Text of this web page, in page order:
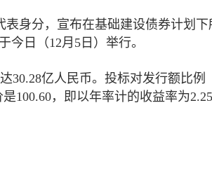
身分，宣布在基础建设债券计划下
今日（12月5日）举行。
30.28亿人民币。投标对发行额比例
100.60，即以年率计的收益率为